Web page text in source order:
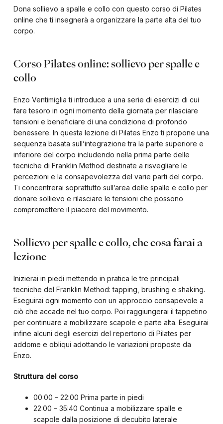
Dona sollievo a spalle e collo con questo corso di Pilates
online che ti insegnerà a organizzare la parte alta del tuo
corpo.
Corso Pilates online: sollievo per spalle e
collo
Enzo Ventimiglia ti introduce a una serie di esercizi di cui
fare tesoro in ogni momento della giornata per rilasciare
tensioni e beneficiare di una condizione di profondo
benessere. In questa lezione di Pilates Enzo ti propone una
sequenza basata sull’integrazione tra la parte superiore e
inferiore del corpo includendo nella prima parte delle
tecniche di Franklin Method destinate a risvegliare le
percezioni e la consapevolezza del varie parti del corpo.
Ti concentrerai soprattutto sull’area delle spalle e collo per
donare sollievo e rilasciare le tensioni che possono
compromettere il piacere del movimento.
Sollievo per spalle e collo, che cosa farai a
lezione
Inizierai in piedi mettendo in pratica le tre principali
tecniche del Franklin Method: tapping, brushing e shaking.
Eseguirai ogni momento con un approccio consapevole a
ciò che accade nel tuo corpo. Poi raggiungerai il tappetino
per continuare a mobilizzare scapole e parte alta. Eseguirai
infine alcuni degli esercizi del repertorio di Pilates per
addome e obliqui adottando le variazioni proposte da
Enzo.
Struttura del corso
00:00 – 22:00 Prima parte in piedi
22:00 – 35:40 Continua a mobilizzare spalle e
scapole dalla posizione di decubito laterale